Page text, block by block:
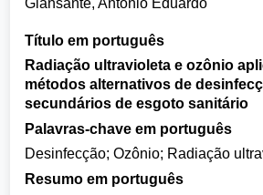
Giansante, Antonio Eduardo
Título em português
Radiação ultravioleta e ozônio
métodos alternativos de
secundários de esgoto sanitário
Palavras-chave em português
Desinfecção; Ozônio; Radiação
Resumo em português